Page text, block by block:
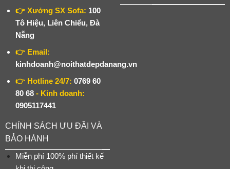
👉 Xưởng SX Sofa: 100
Tô Hiệu, Liên Chiểu, Đà
Nẵng
👉 Email:
kinhdoanh@noithatdepdanang.vn
👉 Hotline 24/7: 0769 60
80 68 - Kinh doanh:
0905117441
CHÍNH SÁCH ƯU ĐÃI VÀ
BẢO HÀNH
Miễn phí 100% phí thiết kế